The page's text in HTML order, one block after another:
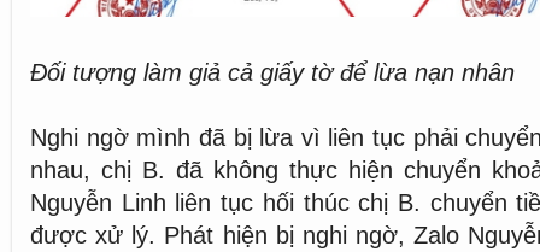
Đối tượng làm giả cả giấy tờ để lừa nạn nhân
Nghi ngờ mình đã bị lừa vì liên tục phải
nhau, chị B. đã không thực hiện chuyển
Nguyễn Linh liên tục hối thúc chị B. chuyển
được xử lý. Phát hiện bị nghi ngờ, Zalo